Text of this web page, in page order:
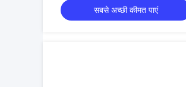
सबसे अच्छी कीमत पाएं